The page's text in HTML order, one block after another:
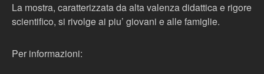
La mostra, caratterizzata da alta valenza didattica e rigore
scientifico, si rivolge ai piu’ giovani e alle famiglie.
Per informazioni: